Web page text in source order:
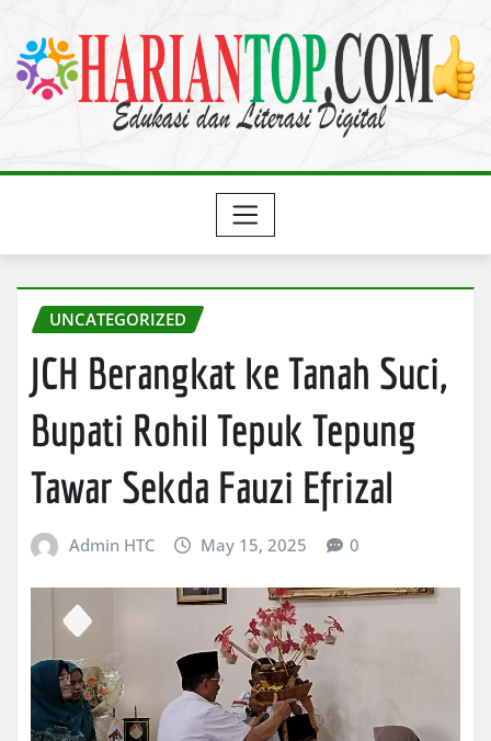
content
UNCATEGORIZED
JCH Berangkat ke Tanah Suci,
Bupati Rohil Tepuk Tepung
Tawar Sekda Fauzi Efrizal
Admin HTC May 15, 2025 0